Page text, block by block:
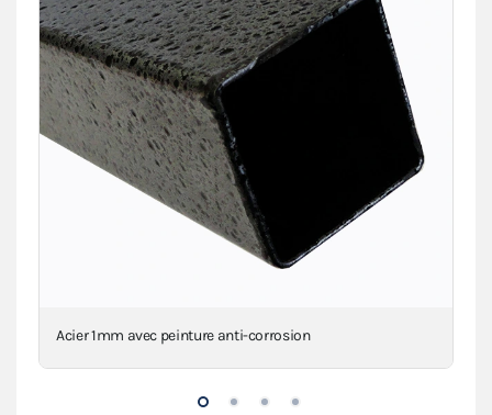
Acier 1mm avec peinture anti-corrosion